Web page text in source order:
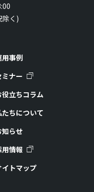
除く)
用事例
ミナー
役立ちコラム
たちについて
知らせ
用情報
イトマップ